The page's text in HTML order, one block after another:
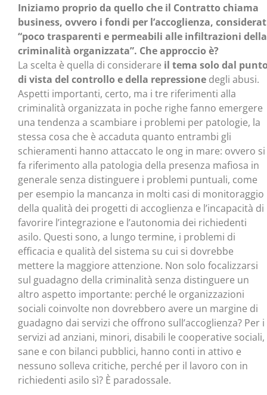
Iniziamo proprio da quello che il Contratto chiama
business, ovvero i fondi per l’accoglienza,
“poco trasparenti e permeabili alle infiltrazioni della
criminalità organizzata”. Che approccio è?
La scelta è quella di considerare il tema solo dal
di vista del controllo e della repressione degli abusi.
Aspetti importanti, certo, ma i tre riferimenti alla
criminalità organizzata in poche righe fanno emergere
una tendenza a scambiare i problemi per patologie, la
stessa cosa che è accaduta quanto entrambi gli
schieramenti hanno attaccato le ong in mare: ovvero si
fa riferimento alla patologia della presenza mafiosa in
generale senza distinguere i problemi puntuali, come
per esempio la mancanza in molti casi di monitoraggio
della qualità dei progetti di accoglienza e l’incapacità di
favorire l’integrazione e l’autonomia dei richiedenti
asilo. Questi sono, a lungo termine, i problemi di
efficacia e qualità del sistema su cui si dovrebbe
mettere la maggiore attenzione. Non solo focalizzarsi
sul guadagno della criminalità senza distinguere un
altro aspetto importante: perché le organizzazioni
sociali coinvolte non dovrebbero avere un margine di
guadagno dai servizi che offrono sull’accoglienza? Per i
servizi ad anziani, minori, disabili le cooperative sociali,
sane e con bilanci pubblici, hanno conti in attivo e
nessuno solleva critiche, perché per il lavoro con in
richiedenti asilo sì? È paradossale.